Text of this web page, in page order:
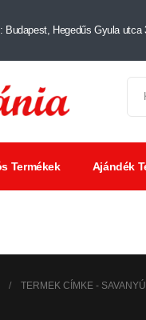
Budapest, Hegedűs Gyula utca
Termékek Ajándék
TERMEK CÍMKE -